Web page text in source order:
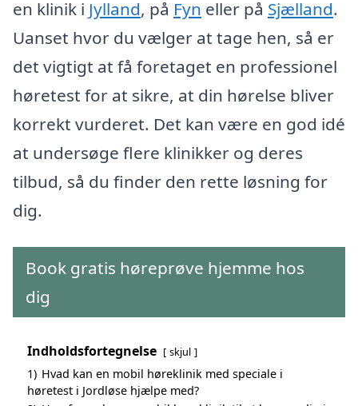
en klinik i Jylland, på Fyn eller på Sjælland.
Uanset hvor du vælger at tage hen, så er
det vigtigt at få foretaget en professionel
høretest for at sikre, at din hørelse bliver
korrekt vurderet. Det kan være en god idé
at undersøge flere klinikker og deres
tilbud, så du finder den rette løsning for
dig.
Book gratis høreprøve hjemme hos
dig
Indholdsfortegnelse skjul
1) Hvad kan en mobil høreklinik med speciale i
høretest i Jordløse hjælpe med?